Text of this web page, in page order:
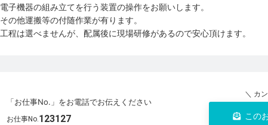
電子機器の組み立てを行う装置の操作をお願いします。
その他運搬等の付随作業が有ります。
工程は選べませんが、配属後に現場研修があるので安心頂けます。
「お仕事No.」をお電話でお伝えください
お仕事No. 123127
＼ カ
この